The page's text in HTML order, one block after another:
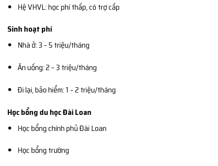
Hệ VHVL: học phí thấp, có trợ cấp
Sinh hoạt phí
Nhà ở: 3 – 5 triệu/tháng
Ăn uống: 2 – 3 triệu/tháng
Đi lại, bảo hiểm: 1 – 2 triệu/tháng
Học bổng du học Đài Loan
Học bổng chính phủ Đài Loan
Học bổng trường